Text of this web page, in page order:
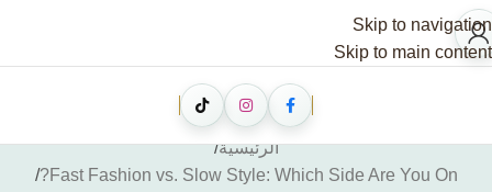
Skip to navigation
Skip to main content
الرئيسية/
Fast Fashion vs. Slow Style: Which Side Are You On?
/